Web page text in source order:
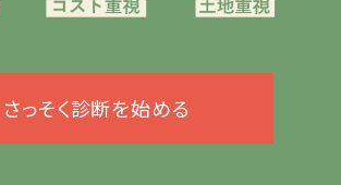
さっそく診断を始める